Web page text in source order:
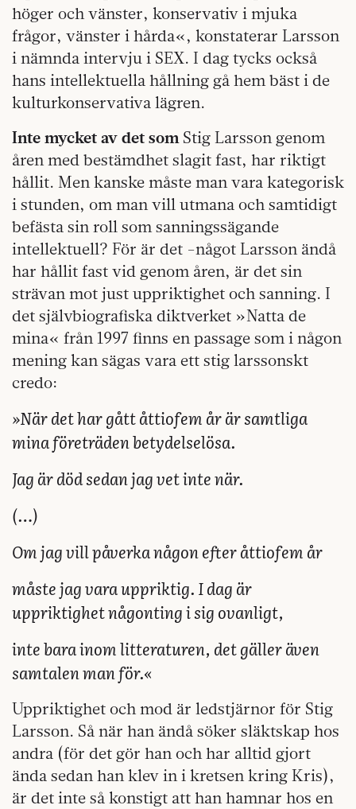
höger och vänster, konservativ i mjuka
frågor, vänster i hårda«, konstaterar Larsson
i nämnda intervju i SEX. I dag tycks också
hans intellektuella hållning gå hem bäst i de
kulturkonservativa lägren.
Inte mycket av det somStig Larsson genom
åren med bestämdhet slagit fast, har riktigt
hållit. Men kanske måste man vara kategorisk
i stunden, om man vill utmana och samtidigt
befästa sin roll som sanningssägande
intellektuell? För är det -något Larsson ändå
har hållit fast vid genom åren, är det sin
strävan mot just uppriktighet och sanning. I
det självbiografiska diktverket »Natta de
mina« från 1997 finns en passage som i någon
mening kan sägas vara ett stig larssonskt
credo:
»När det har gått åttiofem år är samtliga
mina företräden betydelselösa.
Jag är död sedan jag vet inte när.
(…)
Om jag vill påverka någon efter åttiofem år
måste jag vara uppriktig. I dag är
uppriktighet någonting i sig ovanligt,
inte bara inom litteraturen, det gäller även
samtalen man för.«
Uppriktighet och mod är ledstjärnor för Stig
Larsson. Så när han ändå söker släktskap hos
andra (för det gör han och har alltid gjort
ända sedan han klev in i kretsen kring Kris),
är det inte så konstigt att han hamnar hos en